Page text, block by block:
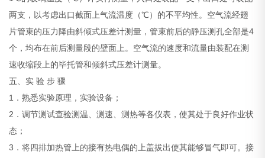
两支，以考虑出口截面上气流温度（℃）的不平均性。空气流经翅
片管束的压力降由斜倾式压差计测量，管束前后的静压测孔全部是4
个，均布在前后测量段的壁面上。空气流的速度和流量由装配在测
速收缩段上的毕托管和倾斜式压差计测量。
五、实 验 步 骤
1．熟悉实验原理，实验设备；
2．调节测试查验测温、测速、测热等各仪表，使其处于良好作业状
态；
3．将四排加热管上的接有热电偶的上盖拔出使其能够冒气即可。接